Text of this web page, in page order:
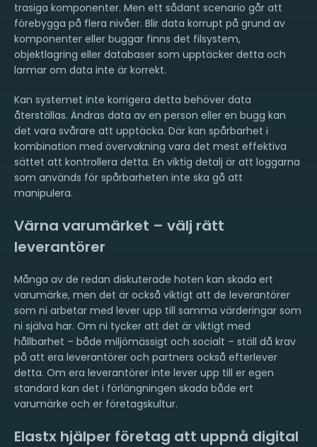
trasiga komponenter. Men ett sådant scenario går att
förebygga på flera nivåer. Blir data korrupt på grund av
komponenter eller buggar finns det filsystem,
objektlagring eller databaser som upptäcker detta och
larmar om data inte är korrekt.
Kan systemet inte korrigera detta behöver data
återställas. Ändras data av en person eller en bugg kan
det vara svårare att upptäcka. Där kan spårbarhet i
kombination med övervakning vara det mest effektiva
sättet att kontrollera detta. En viktig detalj är att loggarna
som används för spårbarheten inte ska gå att
manipulera.
Värna varumärket – välj rätt
leverantörer
Många av de redan diskuterade hoten kan skada ert
varumärke, men det är också viktigt att de leverantörer
som ni arbetar med lever upp till samma värderingar som
ni själva har. Om ni tycker att det är viktigt med
hållbarhet – både miljömässigt och socialt – ställ då krav
på att era leverantörer och partners också efterlever
detta. Om era leverantörer inte lever upp till er egen
standard kan det i förlängningen skada både ert
varumärke och er företagskultur.
Elastx hjälper företag att uppnå digital